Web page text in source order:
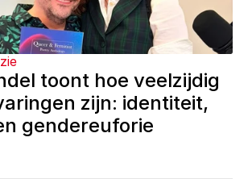
toont hoe veelzijdig
zijn: identiteit,
gendereuforie